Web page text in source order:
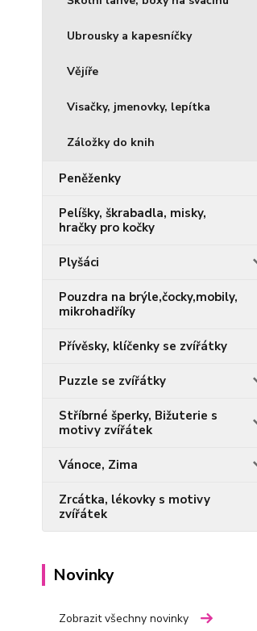
Ubrousky a kapesníčky
Vějíře
Visačky, jmenovky, lepítka
Záložky do knih
Peněženky
Pelíšky, škrabadla, misky,
hračky pro kočky
Plyšáci
Pouzdra na brýle,čocky,mobily,
mikrohadříky
Přívěsky, klíčenky se zvířátky
Puzzle se zvířátky
Stříbrné šperky, Bižuterie s
motivy zvířátek
Vánoce, Zima
Zrcátka, lékovky s motivy
zvířátek
Novinky
Zobrazit všechny novinky